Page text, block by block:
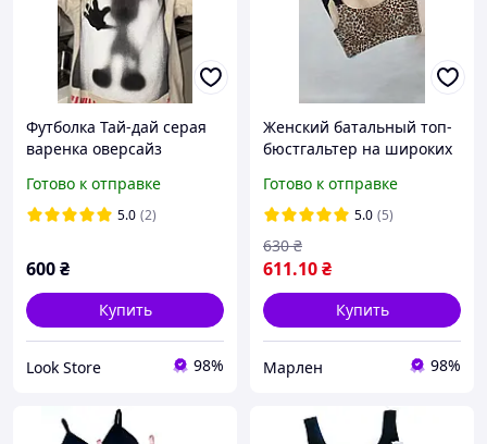
Футболка Тай-дай серая
варенка оверсайз
Готово к отправке
5.0 (2)
600₴
Купить
Look Store 98%
Женский батальный топ-
бюстгальтер на широких
микрофибры Д . Annajolly
Готово к отправке
5.0 (5)
611.10₴
630 ₴
Купить
Марлен 98%